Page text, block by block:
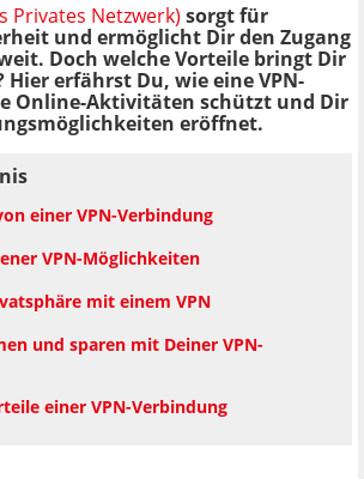
Privates Netzwerk) sorgt für
und ermöglicht Dir den Zugang
Doch welche Vorteile bringt Dir
Hier erfährst Du, wie eine VPN-
Online-Aktivitäten schützt und Dir
eröffnet.
einer VPN-Verbindung
VPN-Möglichkeiten
mit einem VPN
und sparen mit Deiner VPN-
einer VPN-Verbindung